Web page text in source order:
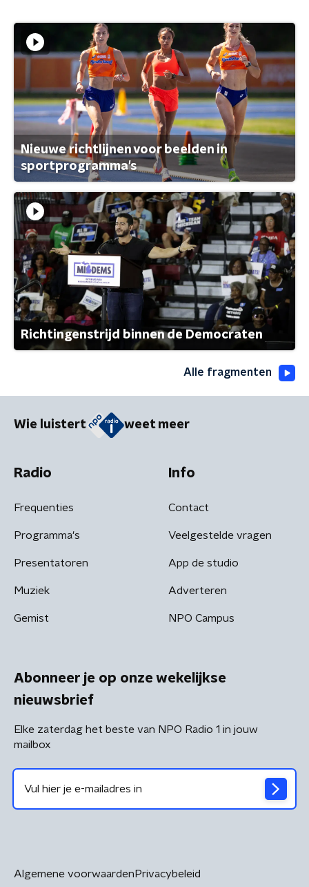
Nieuwe richtlijnen voor beelden in
sportprogramma's
Richtingenstrijd binnen de Democraten
Alle fragmenten
Wie luistert weet meer
Radio
Frequenties
Programma's
Presentatoren
Muziek
Gemist
Info
Contact
Veelgestelde vragen
App de studio
Adverteren
NPO Campus
Abonneer je op onze wekelijkse
nieuwsbrief
Elke zaterdag het beste van NPO Radio 1 in jouw
mailbox
Algemene voorwaarden Privacybeleid